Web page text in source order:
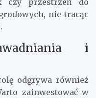
czy przestrzeń do
nie tracąc
i
odgrywa również
zainwestować w